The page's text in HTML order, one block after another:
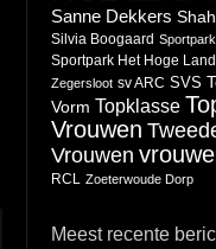
Sanne Dekkers
Silvia Boogaard
Sportpark Het Hoge Land
Zegersloot sv ARC SVS
Vorm Topklasse
Vrouwen
Vrouwen
RCL
Zoeterwoude Dorp
Meest recente